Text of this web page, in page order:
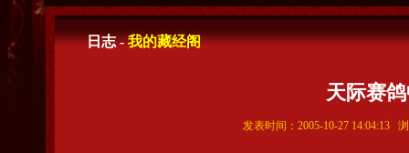
日志 -我的藏经阁
天际赛
发表时间：2005-10-27 14:04:13